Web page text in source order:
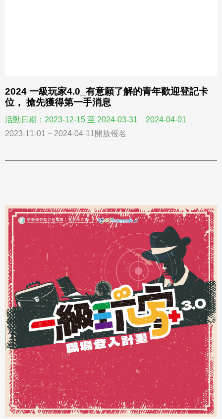
2024 一級玩家4.0_有意願了解的青年歡迎登記卡
位， 搶先獲得第一手消息
活動日期：2023-12-15 至 2024-03-31 2024-04-01
2023-11-01 ~ 2024-04-11開放報名